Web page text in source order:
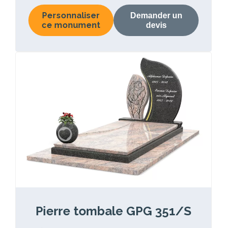
Personnaliser
ce monument
Demander un
devis
Pierre tombale GPG 351/S